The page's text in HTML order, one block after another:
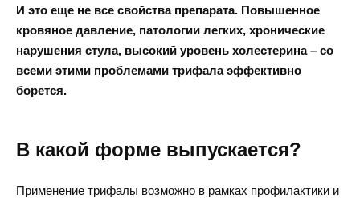
И это еще не все свойства препарата. Повышенное
кровяное давление, патологии легких, хронические
нарушения стула, высокий уровень холестерина – со
всеми этими проблемами трифала эффективно
борется.
В какой форме выпускается?
Применение трифалы возможно в рамках профилактики и